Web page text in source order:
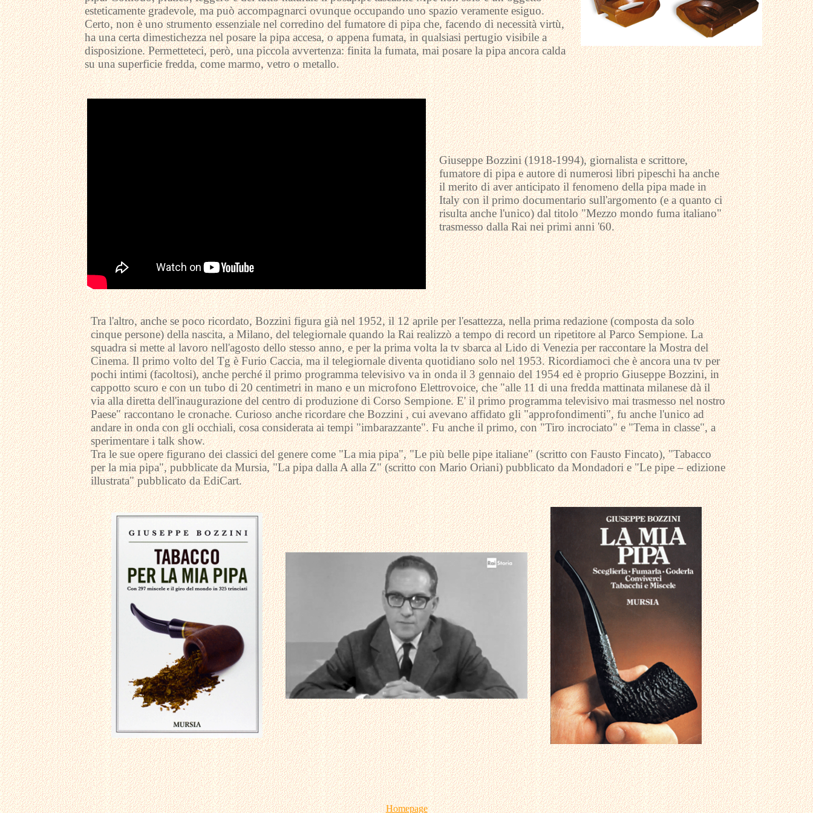
esteticamente gradevole, ma può accompagnarci ovunque occupando uno spazio veramente esiguo.
Certo, non è uno strumento essenziale nel corredino del fumatore di pipa che, facendo di necessità virtù,
ha una certa dimestichezza nel posare la pipa accesa, o appena fumata, in qualsiasi pertugio visibile a
disposizione. Permetteteci, però, una piccola avvertenza: finita la fumata, mai posare la pipa ancora calda
su una superficie fredda, come marmo, vetro o metallo.
Giuseppe Bozzini (1918-1994), giornalista e scrittore,
fumatore di pipa e autore di numerosi libri pipeschi ha anche
il merito di aver anticipato il fenomeno della pipa made in
Italy con il primo documentario sull'argomento (e a quanto ci
risulta anche l'unico) dal titolo "Mezzo mondo fuma italiano"
trasmesso dalla Rai nei primi anni '60.
Tra l'altro, anche se poco ricordato, Bozzini figura già nel 1952, il 12 aprile per l'esattezza, nella prima redazione (composta da solo
cinque persone) della nascita, a Milano, del telegiornale quando la Rai realizzò a tempo di record un ripetitore al Parco Sempione. La
squadra si mette al lavoro nell'agosto dello stesso anno, e per la prima volta la tv sbarca al Lido di Venezia per raccontare la Mostra del
Cinema. Il primo volto del Tg è Furio Caccia, ma il telegiornale diventa quotidiano solo nel 1953. Ricordiamoci che è ancora una tv per
pochi intimi (facoltosi), anche perché il primo programma televisivo va in onda il 3 gennaio del 1954 ed è proprio Giuseppe Bozzini, in
cappotto scuro e con un tubo di 20 centimetri in mano e un microfono Elettrovoice, che "alle 11 di una fredda mattinata milanese dà il
via alla diretta dell'inaugurazione del centro di produzione di Corso Sempione. E' il primo programma televisivo mai trasmesso nel nostro
Paese" raccontano le cronache. Curioso anche ricordare che Bozzini , cui avevano affidato gli "approfondimenti", fu anche l'unico ad
andare in onda con gli occhiali, cosa considerata ai tempi "imbarazzante". Fu anche il primo, con "Tiro incrociato" e "Tema in classe", a
sperimentare i talk show.
Tra le sue opere figurano dei classici del genere come "La mia pipa", "Le più belle pipe italiane" (scritto con Fausto Fincato), "Tabacco
per la mia pipa", pubblicate da Mursia, "La pipa dalla A alla Z" (scritto con Mario Oriani) pubblicato da Mondadori e "Le pipe – edizione
illustrata" pubblicato da EdiCart.
Homepage